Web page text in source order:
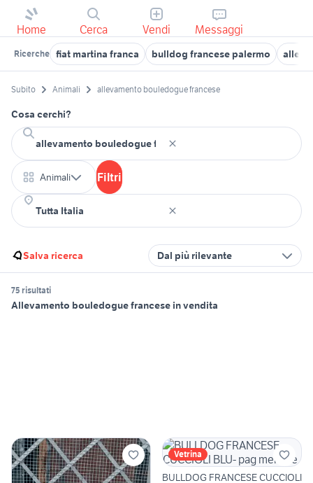
Home Cerca Vendi Messaggi
Ricerche fiat martina franca bulldog francese palermo
Subito Animali allevamento bouledogue francese
Cosa cerchi?
Animali Filtri
Salva ricerca Dal più rilevante
75 risultati
Allevamento bouledogue francese in vendita
Vetrina
BULLDOG FRANCESE CUCCIOLI